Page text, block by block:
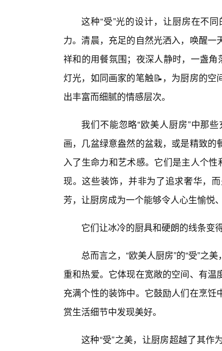
这种“受”光的设计，让厨房在不
力。清晨，充足的自然光洒入，唤醒
祥和的用餐氛围；夜深人静时，一盏
灯光，如同画家的笔触📝，为厨房的
出丰富而细腻的情感层次。
我们不能忽略“欧美人厨房”中那
画，几盆绿意盎然的盆栽，或是精致
入了生命力和艺术感。它们是主人个
现。这些装饰，并非为了追求奢华，
芳，让厨房成为一个能够令人心生愉悦
它们让冰冷的厨具和硬朗的线条变
总而言之，“欧美人厨房”的“受”之
重和热爱。它体现在宽敞的空间、有
充满个性的装饰中。它鼓励人们在烹
赏生活细节中发现美好。
这种“受”之美，让厨房超越了其